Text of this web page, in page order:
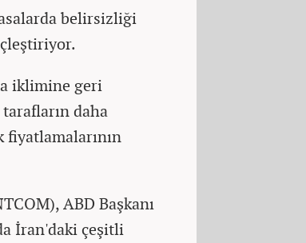
belirsizliği
iklimine geri
daha
ABD Başkanı
İran'daki çeşitli